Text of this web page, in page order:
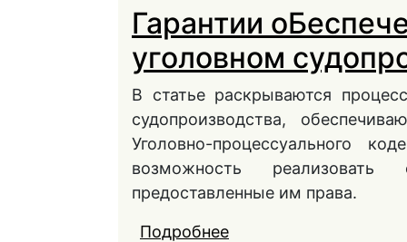
Гарантии
уголовном
В статье раскрываются
судопроизводства,
Уголовно-процессуального
возможность
предоставленные им права.
Подробнее